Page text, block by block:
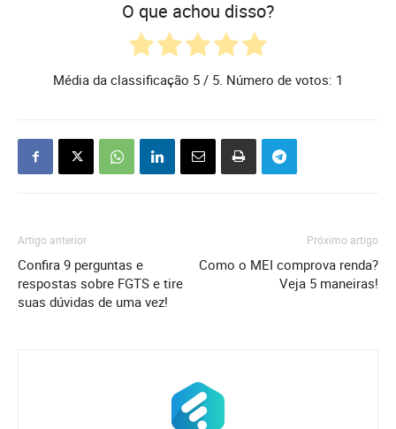
O que achou disso?
Média da classificação 5 / 5. Número de votos: 1
Artigo anterior
Confira 9 perguntas e
respostas sobre FGTS e tire
suas dúvidas de uma vez!
Próximo artigo
Como o MEI comprova renda?
Veja 5 maneiras!